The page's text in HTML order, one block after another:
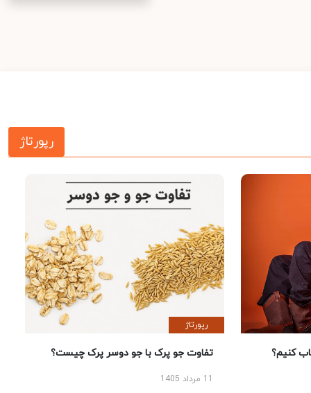
رپورتاژ
کنیم؟
رپورتاژ
تفاوت جو پرک با جو دوسر پرک چیست؟